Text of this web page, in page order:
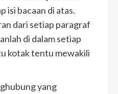
isi bacaan di atas.
dari setiap paragraf
di dalam setiap
kotak tentu mewakili
yang